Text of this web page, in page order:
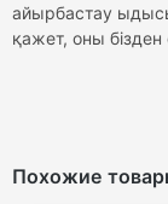
айырбастау
қажет, оны бізден
Похожие